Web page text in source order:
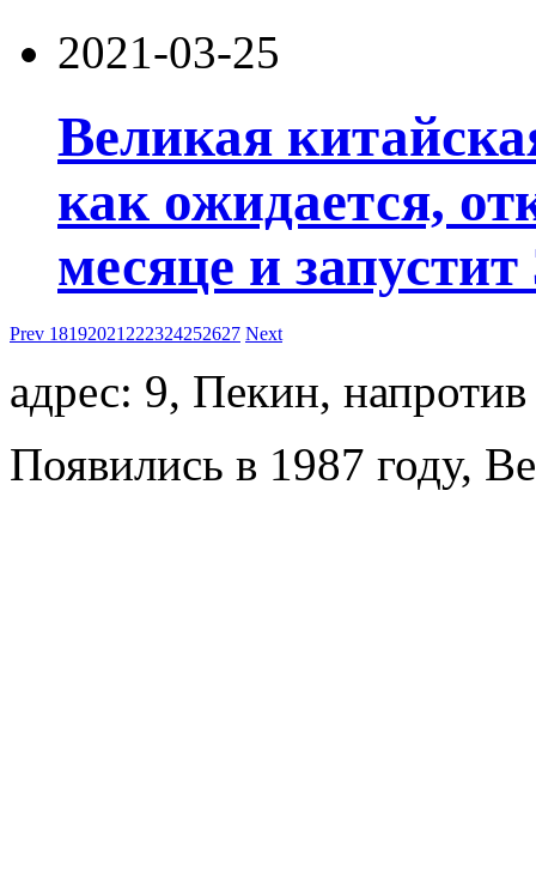
2021-03-25
Великая
как ожидается,
месяце и
Prev 18192021 222324252627 Next
адрес: 9, Пекин, напротив
Появились в 1987 году,